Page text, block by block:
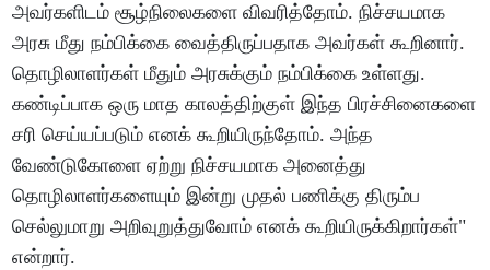
அவர்களிடம் சூழ்நிலைகளை விவரித்தோம். நிச்சயமாக
அரசு மீது நம்பிக்கை வைத்திருப்பதாக அவர்கள் கூறினார்.
தொழிலாளர்கள் மீதும் அரசுக்கும் நம்பிக்கை உள்ளது.
கண்டிப்பாக ஒரு மாத காலத்திற்குள் இந்த பிரச்சினைகளை
சரி செய்யப்படும் எனக் கூறியிருந்தோம். அந்த
வேண்டுகோளை ஏற்று நிச்சயமாக அனைத்து
தொழிலாளர்களையும் இன்று முதல் பணிக்கு திரும்ப
செல்லுமாறு அறிவுறுத்துவோம் எனக் கூறியிருக்கிறார்கள்"
என்றார்.